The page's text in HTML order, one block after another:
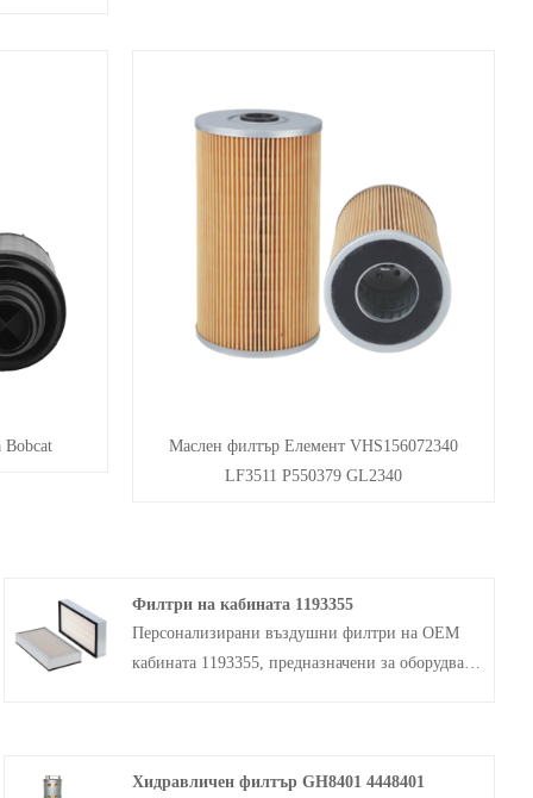
Bobcat
Маслен филтър Елемент VHS156072340
LF3511 P550379 GL2340
Филтри на кабината 1193355
Персонализирани въздушни филтри на OEM
кабината 1193355, предназначени за оборудване
компоненти като турбокомпресори, инжектори,
Хидравличен филтър GH8401 4448401